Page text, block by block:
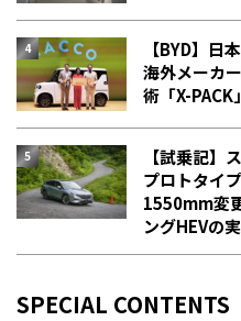
【BYD】日
海外メーカ
術「X-PACK
【試乗記】
プロトタイ
1550mm変
ングHEVの
SPECIAL CONTENTS